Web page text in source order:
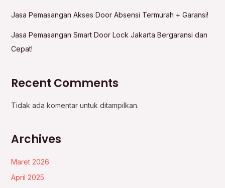
Jasa Pemasangan Akses Door Absensi Termurah + Garansi!
Jasa Pemasangan Smart Door Lock Jakarta Bergaransi dan
Cepat!
Recent Comments
Tidak ada komentar untuk ditampilkan.
Archives
Maret 2026
April 2025